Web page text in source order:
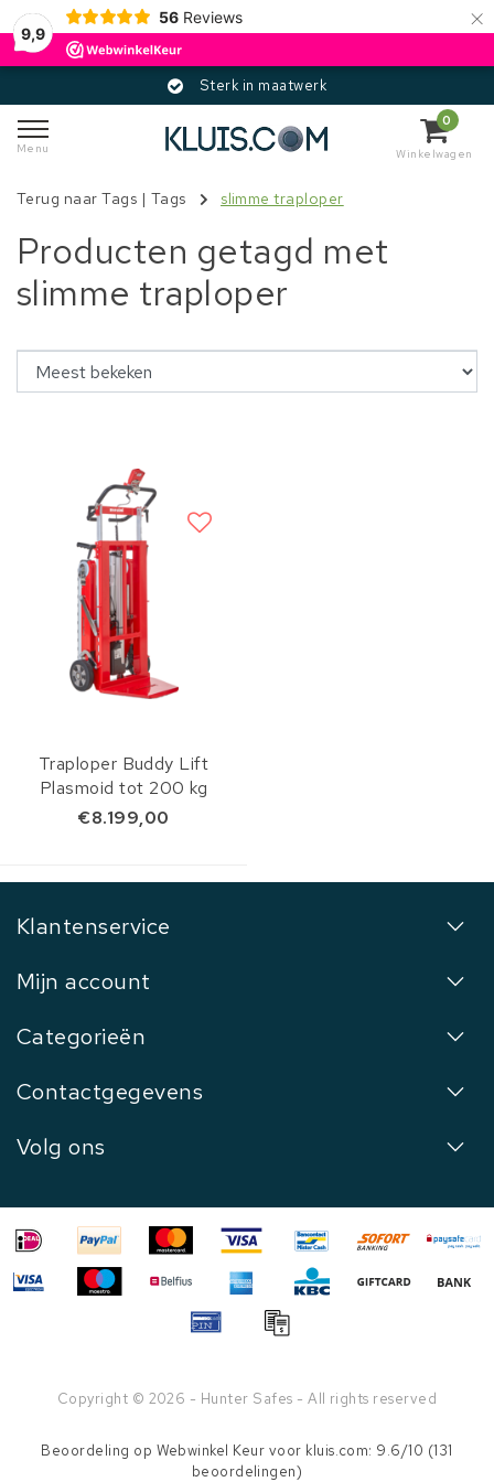
9,9
56 Reviews ×
Sterk in maatwerk
Menu
0
Winkelwagen
Terug naar Tags | Tags slimme traploper
Producten getagd met
slimme traploper
Traploper Buddy Lift
Plasmoid tot 200 kg
€8.199,00
Klantenservice
Mijn account
Categorieën
Contactgegevens
Volg ons
Copyright © 2026 - Hunter Safes - All rights reserved
Beoordeling op Webwinkel Keur voor kluis.com: 9.6/10 (131
beoordelingen)